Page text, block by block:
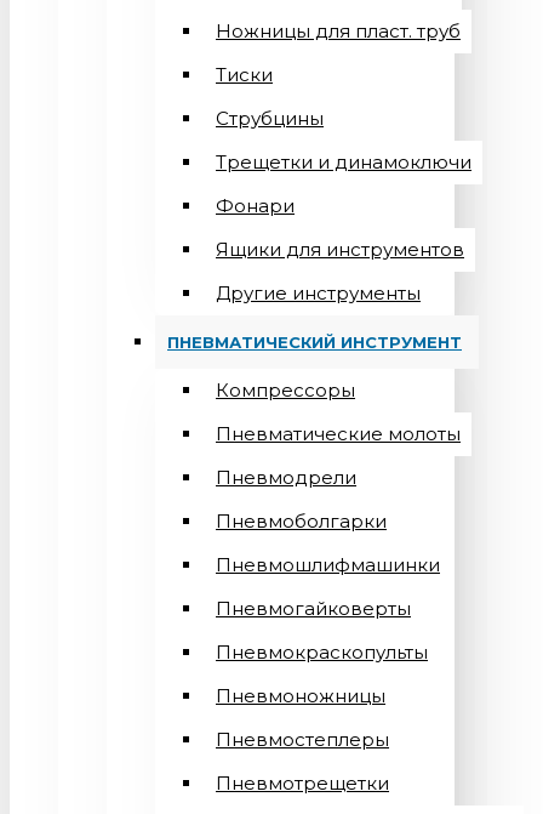
Ножницы для пласт. труб
Тиски
Струбцины
Трещетки и динамоключи
Фонари
Ящики для инструментов
Другие инструменты
ПНЕВМАТИЧЕСКИЙ ИНСТРУМЕНТ
Компрессоры
Пневматические молоты
Пневмодрели
Пневмоболгарки
Пневмошлифмашинки
Пневмогайковерты
Пневмокраскопульты
Пневмоножницы
Пневмостеплеры
Пневмотрещетки